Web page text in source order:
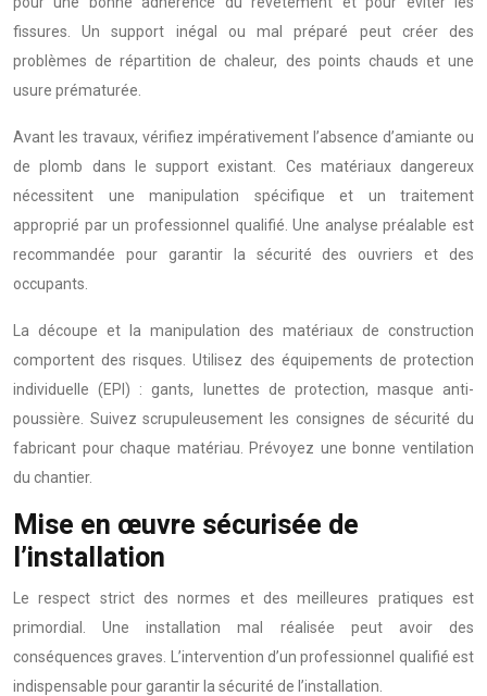
fissures. Un support inégal ou mal préparé peut créer des
problèmes de répartition de chaleur, des points chauds et une
usure prématurée.
Avant les travaux, vérifiez impérativement l’absence d’amiante ou
de plomb dans le support existant. Ces matériaux dangereux
nécessitent une manipulation spécifique et un traitement
approprié par un professionnel qualifié. Une analyse préalable est
recommandée pour garantir la sécurité des ouvriers et des
occupants.
La découpe et la manipulation des matériaux de construction
comportent des risques. Utilisez des équipements de protection
individuelle (EPI) : gants, lunettes de protection, masque anti-
poussière. Suivez scrupuleusement les consignes de sécurité du
fabricant pour chaque matériau. Prévoyez une bonne ventilation
du chantier.
Mise en œuvre sécurisée de
l’installation
Le respect strict des normes et des meilleures pratiques est
primordial. Une installation mal réalisée peut avoir des
conséquences graves. L’intervention d’un professionnel qualifié est
indispensable pour garantir la sécurité de l’installation.